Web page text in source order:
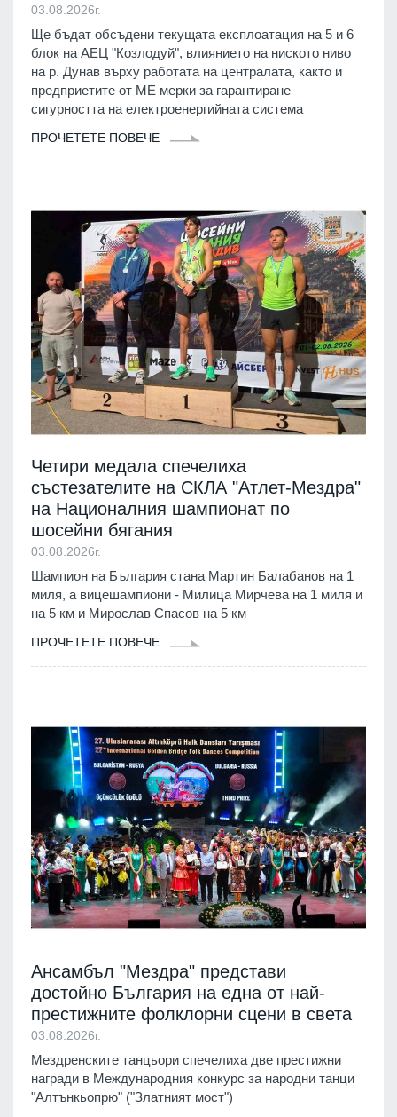
03.08.2026г.
Ще бъдат обсъдени текущата експлоатация на 5 и 6
блок на АЕЦ "Козлодуй", влиянието на ниското ниво
на р. Дунав върху работата на централата, както и
предприетите от МЕ мерки за гарантиране
сигурността на електроенергийната система
ПРОЧЕТЕТЕ ПОВЕЧЕ
Четири медала спечелиха
състезателите на СКЛА "Атлет-Мездра"
на Националния шампионат по
шосейни бягания
03.08.2026г.
Шампион на България стана Мартин Балабанов на 1
миля, а вицешампиони - Милица Мирчева на 1 миля и
на 5 км и Мирослав Спасов на 5 км
ПРОЧЕТЕТЕ ПОВЕЧЕ
Ансамбъл "Мездра" представи
достойно България на една от най-
престижните фолклорни сцени в света
03.08.2026г.
Мездренските танцьори спечелиха две престижни
награди в Международния конкурс за народни танци
"Алтънкьопрю" ("Златният мост")